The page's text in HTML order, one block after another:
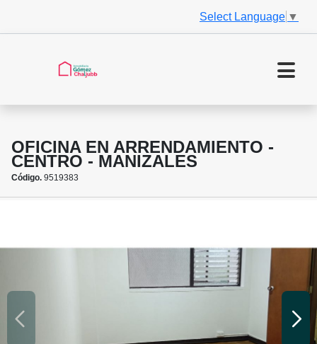
Select Language ▼
OFICINA EN ARRENDAMIENTO -
CENTRO - MANIZALES
Código. 9519383